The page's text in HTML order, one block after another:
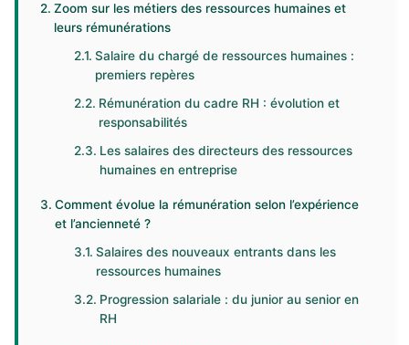
Zoom sur les métiers des ressources humaines et
leurs rémunérations
Salaire du chargé de ressources humaines :
premiers repères
Rémunération du cadre RH : évolution et
responsabilités
Les salaires des directeurs des ressources
humaines en entreprise
Comment évolue la rémunération selon l’expérience
et l’ancienneté ?
Salaires des nouveaux entrants dans les
ressources humaines
Progression salariale : du junior au senior en
RH